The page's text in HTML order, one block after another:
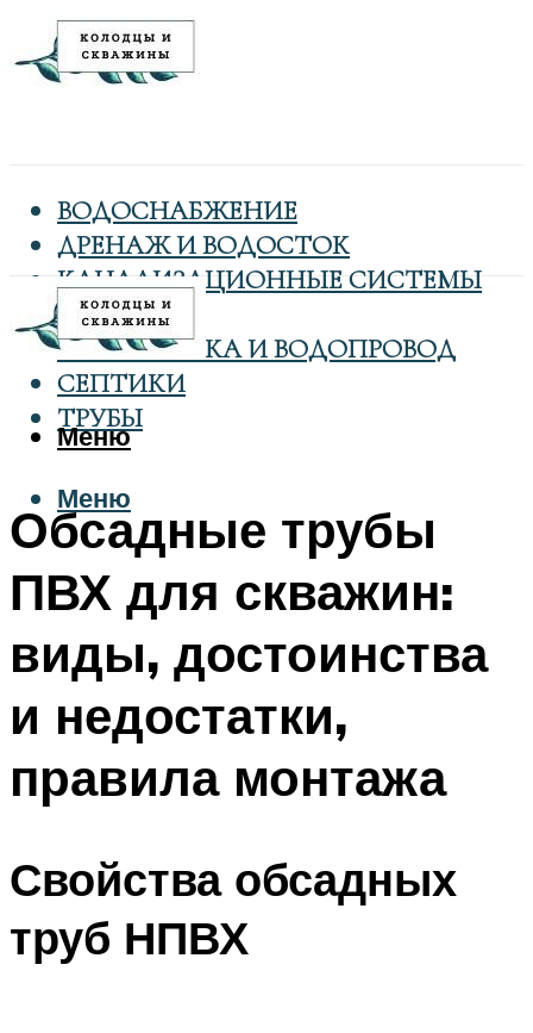
ВОДОСНАБЖЕНИЕ
ДРЕНАЖ И ВОДОСТОК
КАНАЛИЗАЦИОННЫЕ СИСТЕМЫ
КОЛОДЦЫ
САНТЕХНИКА И ВОДОПРОВОД
СЕПТИКИ
ТРУБЫ
Меню
Меню
Обсадные трубы
ПВХ для скважин:
виды, достоинства
и недостатки,
правила монтажа
Свойства обсадных
труб НПВХ